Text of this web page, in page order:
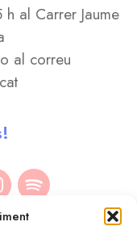
al Carrer Jaume
al correu